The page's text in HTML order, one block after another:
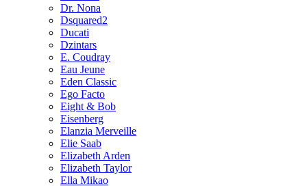
Dr. Nona
Dsquared2
Ducati
Dzintars
E. Coudray
Eau Jeune
Eden Classic
Ego Facto
Eight & Bob
Eisenberg
Elanzia Merveille
Elie Saab
Elizabeth Arden
Elizabeth Taylor
Ella Mikao